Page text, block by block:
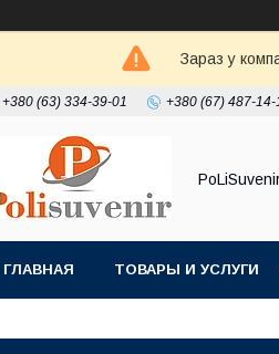
Зараз у
+380 (63) 334-39-01 +380 (67) 487-14-
ГЛАВНАЯ ТОВАРЫ И УСЛУГИ